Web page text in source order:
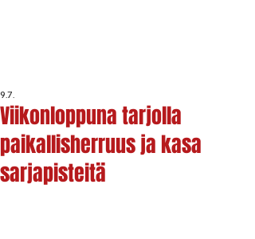
Viikonloppuna tarjolla
paikallisherruus ja kasa
sarjapisteitä
9.7.